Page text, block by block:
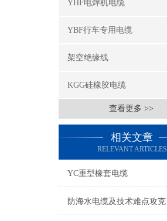
YHF电焊机电缆
YBF行车专用电缆
架空绝缘线
KGG硅橡胶电缆
查看更多 >>
相关文章
RELEVANT ARTICLES
YC重型橡套电缆
防海水电缆及技术难点攻克